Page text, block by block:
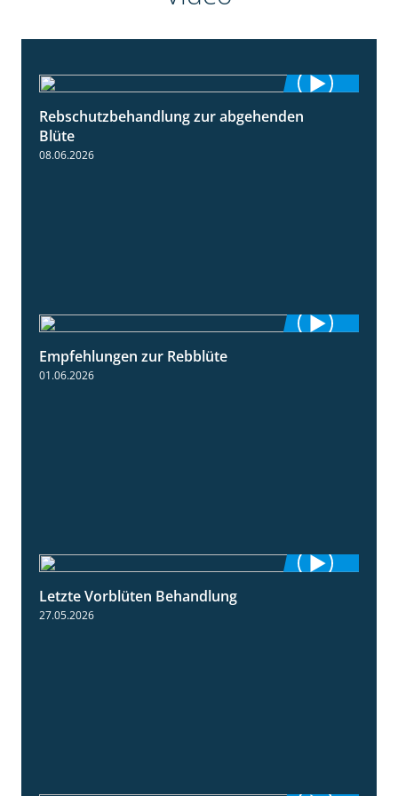
3:06
Rebschutzbehandlung zur abgehenden
Blüte
08.06.2026
Empfehlungen zur Rebblüte
01.06.2026
Letzte Vorblüten Behandlung
27.05.2026